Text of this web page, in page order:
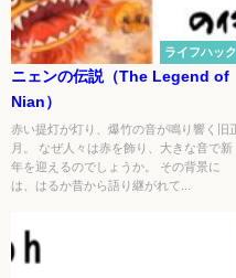
ライフハック
ニェンの伝説（The Legend of
Nian）
赤い提灯が灯り、爆竹の音が鳴り響く旧
月。 なぜ人々は赤を飾り、大きな音で新
年を迎えるのでしょうか。 その背景に
は、はるか昔から語り継がれて...